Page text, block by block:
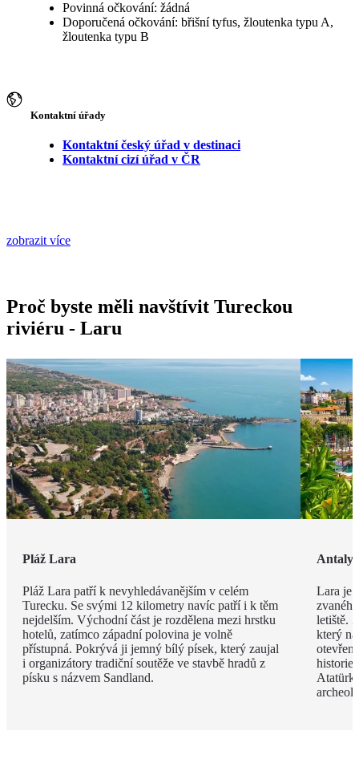
Povinná očkování: žádná
Doporučená očkování: břišní tyfus, žloutenka typu A,
žloutenka typu B
Kontaktní úřady
Kontaktní český úřad v destinaci
Kontaktní cizí úřad v ČR
zobrazit více
Proč byste měli navštívit Tureckou
riviéru - Laru
Pláž Lara
Pláž Lara patří k nevyhledávanějším v celém
Turecku. Se svými 12 kilometry navíc patří i k těm
nejdelším. Východní část je rozdělena mezi hrstku
hotelů, zatímco západní polovina je volně
přístupná. Pokrývá ji jemný bílý písek, který zaujal
i organizátory tradiční soutěže ve stavbě hradů z
písku s názvem Sandland.
Lara je
letiště.
který
historie